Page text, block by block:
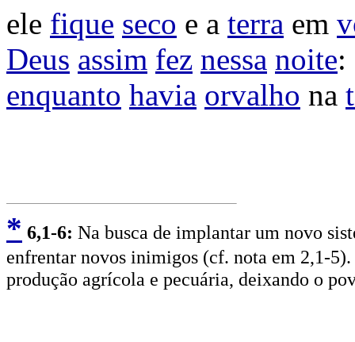
ele fique seco e a terra em
Deus assim fez nessa noite
enquanto havia orvalho na
* 6,1-6: Na busca de implantar um novo
enfrentar novos inimigos (cf. nota em 2,1-
produção agrícola e pecuária, deixando o